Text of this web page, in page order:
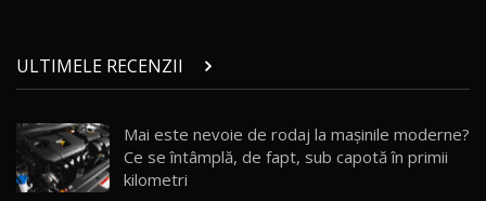
28
Noul Geely Monjaro 2025! Mai ieftin și mai
dotat / Test Drive AutoBlog.MD
29
ZEEKR 9X - PRIMUL TEST DRIVE ÎN ROMÂNĂ!
CUM SE CONDUCE?
33:40
ULTIMELE RECENZII
Mai este nevoie de rodaj la mașinile moderne?
Ce se întâmplă, de fapt, sub capotă în primii
kilometri